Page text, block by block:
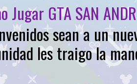
Jugar GTA SAN
sean a un
les traigo la